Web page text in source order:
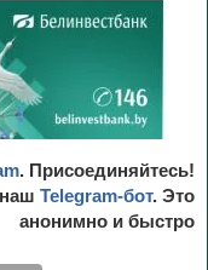
. Присоединяйтесь!
Telegram-бот. Это
анонимно и быстро